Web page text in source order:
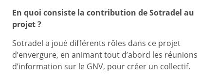
En quoi consiste la contribution de Sotradel au
projet ?
Sotradel a joué différents rôles dans ce projet
d’envergure, en animant tout d’abord les réunions
d’information sur le GNV, pour créer un collectif.